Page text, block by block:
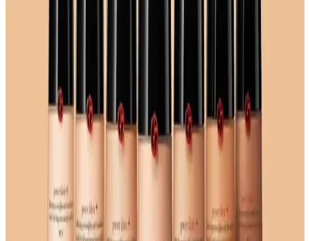
Eczane Makyaj Markaları: Uygun Fiyatlı ve Kaliteli
Alternatiflerle Lüks Markalara Rakip
Eczane makyaj markaları, uygun fiyatları ve kaliteli ürünleriyle lüks
markalara alternatif sunuyor. NYX, L'Oréal, Maybelline gibi
markalar performans ve çeşitlilik açısından öne çıkıyor.
Makyaj Sabitleme: Cilt Tipine Göre Gereklilik ve
Makyaj sabitleme ihtiyacı cilt tipine göre değişir. Kuru ciltler pudra
sabitleyiciden kaçınırken, yağlı ciltler için sabitleyici spreyler makyaj
kalıcılığını artırır. Kendi kendini sabitleyen ürünler de alternatif